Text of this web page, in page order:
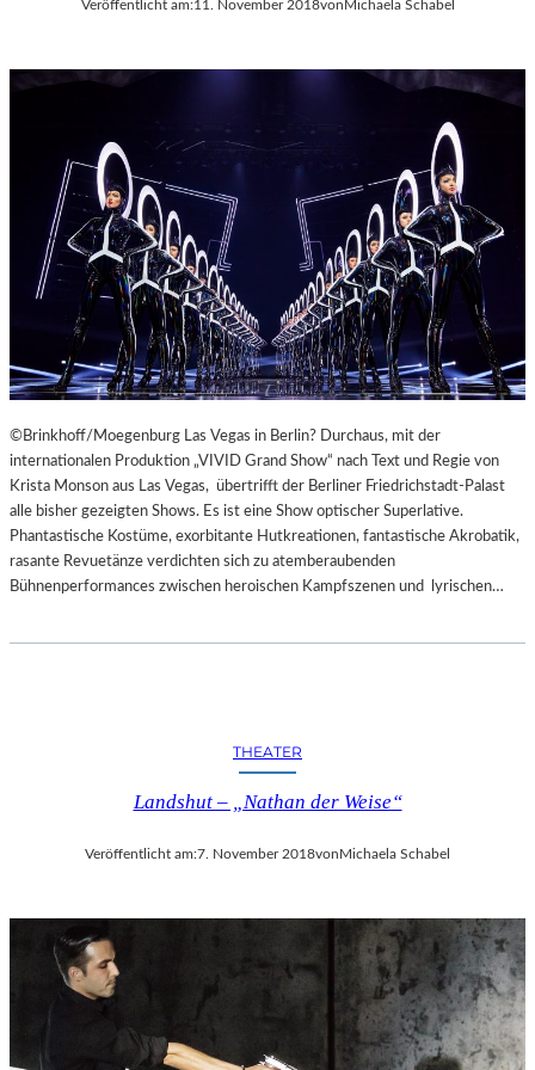
E
Veröffentlicht am:11. November 2018von Michaela Schabel
©Brinkhoff/Moegenburg Las Vegas in Berlin? Durchaus, mit der
internationalen Produktion „VIVID Grand Show“ nach Text und Regie von
Krista Monson aus Las Vegas, übertrifft der Berliner Friedrichstadt-Palast
alle bisher gezeigten Shows. Es ist eine Show optischer Superlative.
Phantastische Kostüme, exorbitante Hutkreationen, fantastische Akrobatik,
rasante Revuetänze verdichten sich zu atemberaubenden
Bühnenperformances zwischen heroischen Kampfszenen und lyrischen…
THEATER
Landshut – „Nathan der Weise“
Veröffentlicht am:7. November 2018vonMichaela Schabel